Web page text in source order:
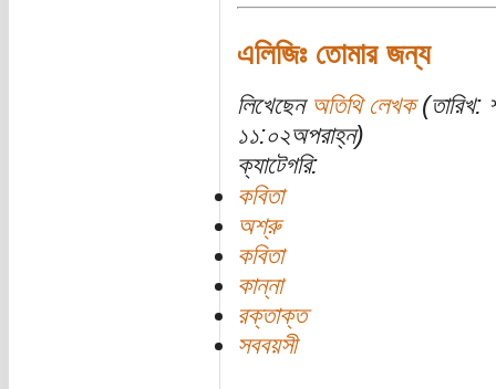
এলিজিঃ তোমার জন্য
লিখেছেন অতিথি লেখক(তারিখ:
১১:০২অপরাহ্ন)
ক্যাটেগরি:
কবিতা
অশ্রু
কবিতা
কান্না
রক্তাক্ত
সববয়সী